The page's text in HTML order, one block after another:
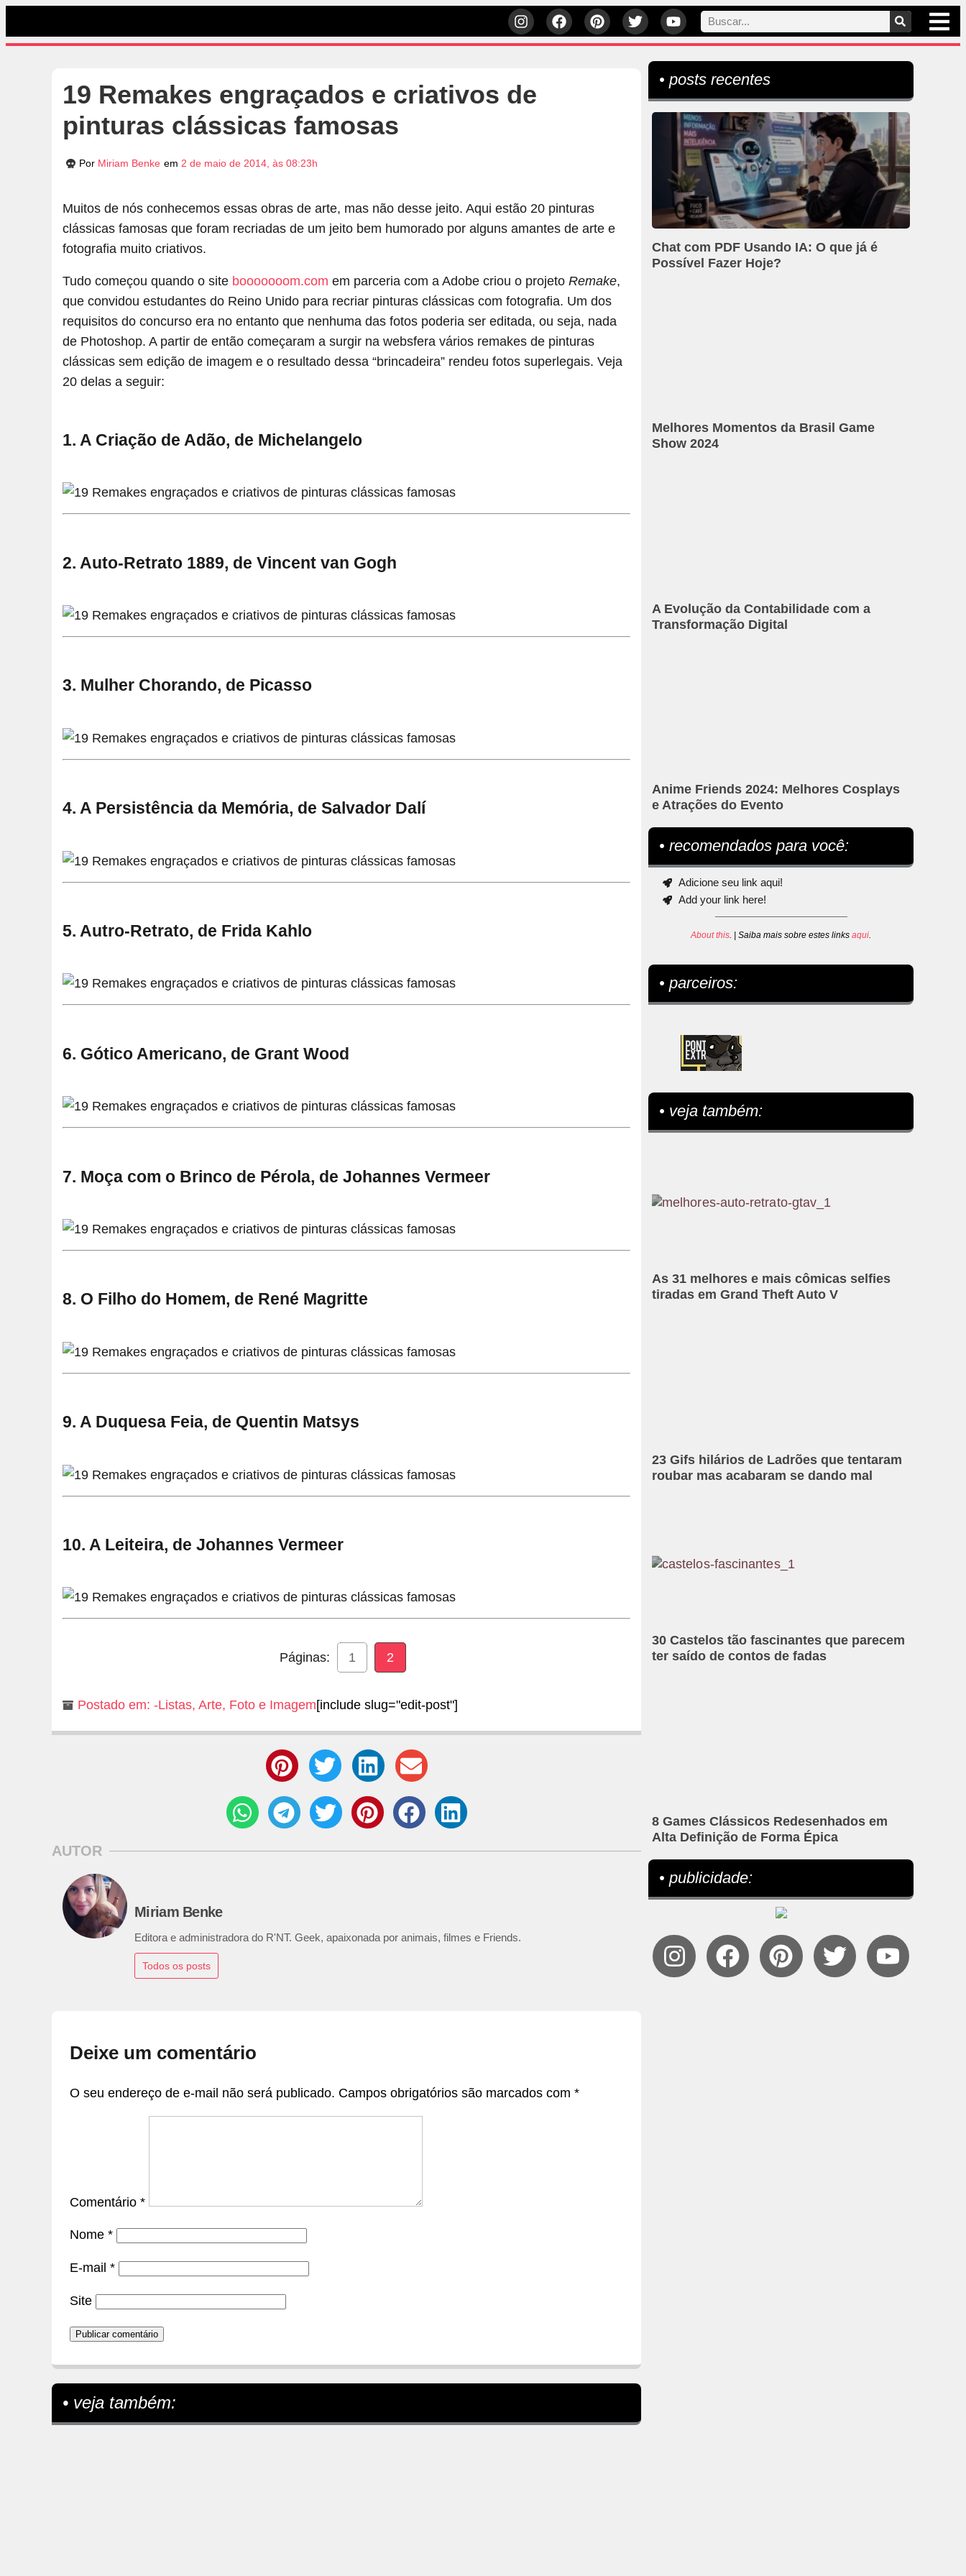
19 Remakes engraçados e criativos de
pinturas clássicas famosas
Por Miriam Benke em 2 de maio de 2014, às 08:23h
Muitos de nós conhecemos essas obras de arte, mas não desse jeito. Aqui estão 20 pinturas
clássicas famosas que foram recriadas de um jeito bem humorado por alguns amantes de arte e
fotografia muito criativos.
Tudo começou quando o site booooooom.com em parceria com a Adobe criou o projeto Remake,
que convidou estudantes do Reino Unido para recriar pinturas clássicas com fotografia. Um dos
requisitos do concurso era no entanto que nenhuma das fotos poderia ser editada, ou seja, nada
de Photoshop. A partir de então começaram a surgir na websfera vários remakes de pinturas
clássicas sem edição de imagem e o resultado dessa “brincadeira” rendeu fotos superlegais. Veja
20 delas a seguir:
1. A Criação de Adão, de Michelangelo
2. Auto-Retrato 1889, de Vincent van Gogh
3. Mulher Chorando, de Picasso
4. A Persistência da Memória, de Salvador Dalí
5. Autro-Retrato, de Frida Kahlo
6. Gótico Americano, de Grant Wood
7. Moça com o Brinco de Pérola, de Johannes Vermeer
8. O Filho do Homem, de René Magritte
9. A Duquesa Feia, de Quentin Matsys
10. A Leiteira, de Johannes Vermeer
Páginas: 1 2
Postado em: -Listas, Arte, Foto e Imagem[include slug="edit-post"]
AUTOR
Miriam Benke
Editora e administradora do R'NT. Geek, apaixonada por animais, filmes e Friends.
Todos os posts
Deixe um comentário
O seu endereço de e-mail não será publicado. Campos obrigatórios são marcados com *
Comentário *
Nome *
E-mail *
Site
• veja também:
• posts recentes
Chat com PDF Usando IA: O que já é
Possível Fazer Hoje?
Melhores Momentos da Brasil Game
Show 2024
A Evolução da Contabilidade com a
Transformação Digital
Anime Friends 2024: Melhores Cosplays
e Atrações do Evento
• recomendados para você:
Adicione seu link aqui!
Add your link here!
About this. | Saiba mais sobre estes linksaqui.
• parceiros:
• veja também:
As 31 melhores e mais cômicas selfies
tiradas em Grand Theft Auto V
23 Gifs hilários de Ladrões que tentaram
roubar mas acabaram se dando mal
30 Castelos tão fascinantes que parecem
ter saído de contos de fadas
8 Games Clássicos Redesenhados em
Alta Definição de Forma Épica
• publicidade: